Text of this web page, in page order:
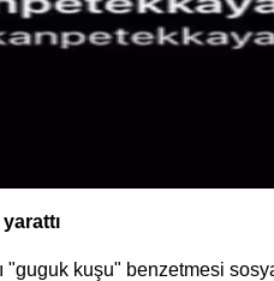
"guguk kuşu" benzetmesi